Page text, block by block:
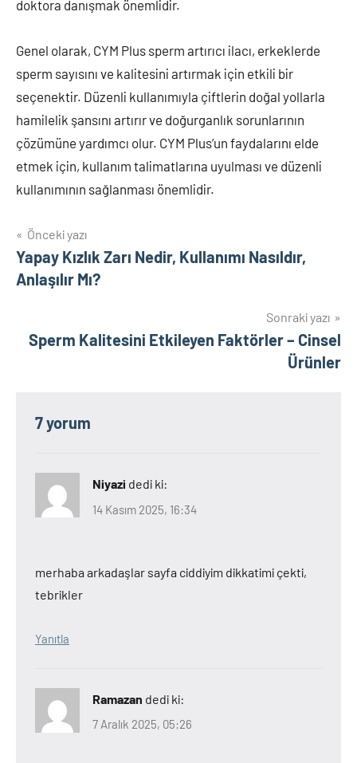
doktora danışmak önemlidir.
Genel olarak, CYM Plus sperm artırıcı ilacı, erkeklerde
sperm sayısını ve kalitesini artırmak için etkili bir
seçenektir. Düzenli kullanımıyla çiftlerin doğal yollarla
hamilelik şansını artırır ve doğurganlık sorunlarının
çözümüne yardımcı olur. CYM Plus’un faydalarını elde
etmek için, kullanım talimatlarına uyulması ve düzenli
kullanımının sağlanması önemlidir.
Yazı
gezinmesi
Önceki yazı
Yapay Kızlık Zarı Nedir, Kullanımı Nasıldır,
Anlaşılır Mı?
Sonraki yazı
Sperm Kalitesini Etkileyen Faktörler – Cinsel
Ürünler
7 yorum
Niyazi dedi ki:
14 Kasım 2025, 16:34
merhaba arkadaşlar sayfa ciddiyim dikkatimi çekti,
tebrikler
Yanıtla
Ramazan dedi ki:
7 Aralık 2025, 05:26